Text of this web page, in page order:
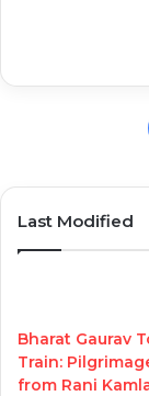
Last Modified
Bharat Gaurav
Train:
from Rani